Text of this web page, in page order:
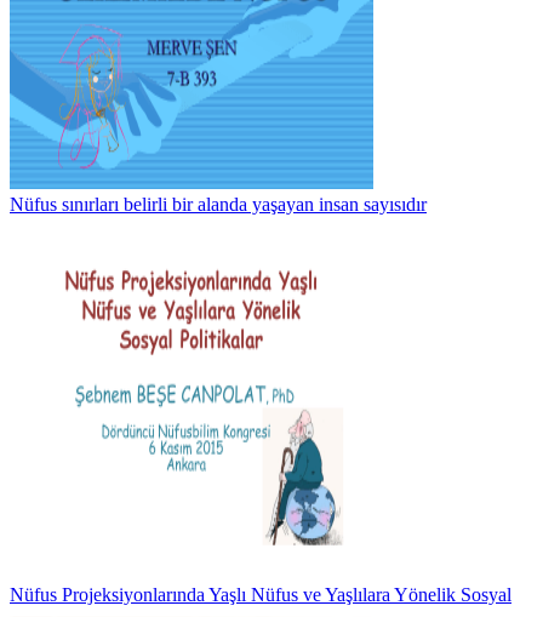
Nüfus sınırları belirli bir alanda yaşayan insan sayısıdır
Nüfus Projeksiyonlarında Yaşlı Nüfus ve Yaşlılara Yönelik Sosyal